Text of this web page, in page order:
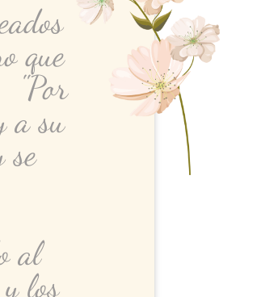
que
"Por
a su
se
al
los